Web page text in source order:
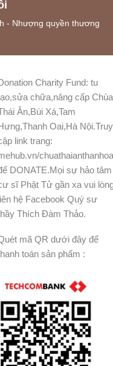
- Nhượng quyền thương
Charity Fund: tu
chữa,nâng cấp Chùa
Ân,Bùi Xá,Tam
Oai,Hà Nội.Truy
link trang:
DONATE.Mọi sự hảo tâm
sĩ Phật Tử gần xa vui
liên hệ Facebook Quý sư
Thích Đàm Thảo.
mã QR dưới đây để
toán sản phẩm :